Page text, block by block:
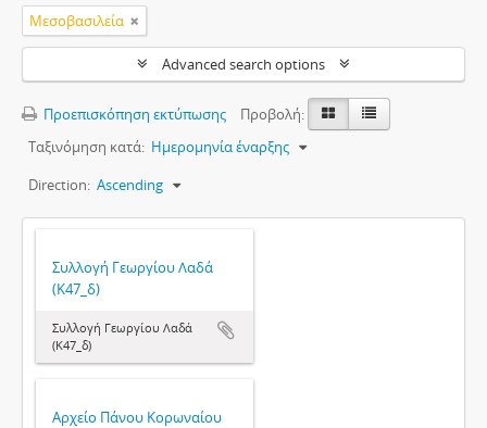
Μεσοβασιλεία
Advanced search options
Προεπισκόπηση εκτύπωσης
Προβολή:
Ταξινόμηση κατά: Ημερομηνία έναρξης
Direction: Ascending
Συλλογή Γεωργίου Λαδά
(Κ47_δ)
Συλλογή Γεωργίου Λαδά
(Κ47_δ)
Αρχείο Πάνου Κορωναίου